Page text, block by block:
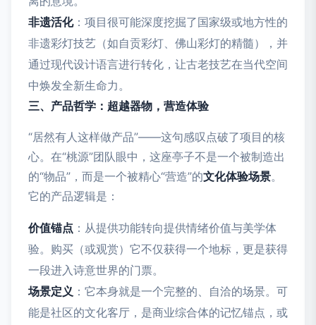
非遗活化：项目很可能深度挖掘了国家级或地方性的
非遗彩灯技艺（如自贡彩灯、佛山彩灯的精髓），并
通过现代设计语言进行转化，让古老技艺在当代空间
中焕发全新生命力。
三、产品哲学：超越器物，营造体验
“居然有人这样做产品”——这句感叹点破了项目的核
心。在“桃源”团队眼中，这座亭子不是一个被制造出
的“物品”，而是一个被精心“营造”的文化体验场景。
它的产品逻辑是：
价值锚点 ：从提供功能转向提供情绪价值与美学体
验。购买（或观赏）它不仅获得一个地标，更是获得
一段进入诗意世界的门票。
场景定义 ：它本身就是一个完整的、自洽的场景。可
能是社区的文化客厅，是商业综合体的记忆锚点，或